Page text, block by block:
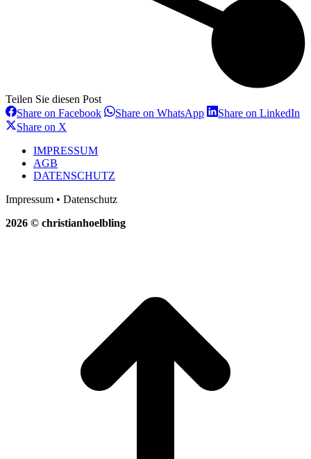
Teilen Sie diesen Post
Share on FacebookShareShare on WhatsAppShareShare on LinkedIn
Share on X
X
IMPRESSUM
AGB
DATENSCHUTZ
Impressum • Datenschutz
2026 © christianhoelbling